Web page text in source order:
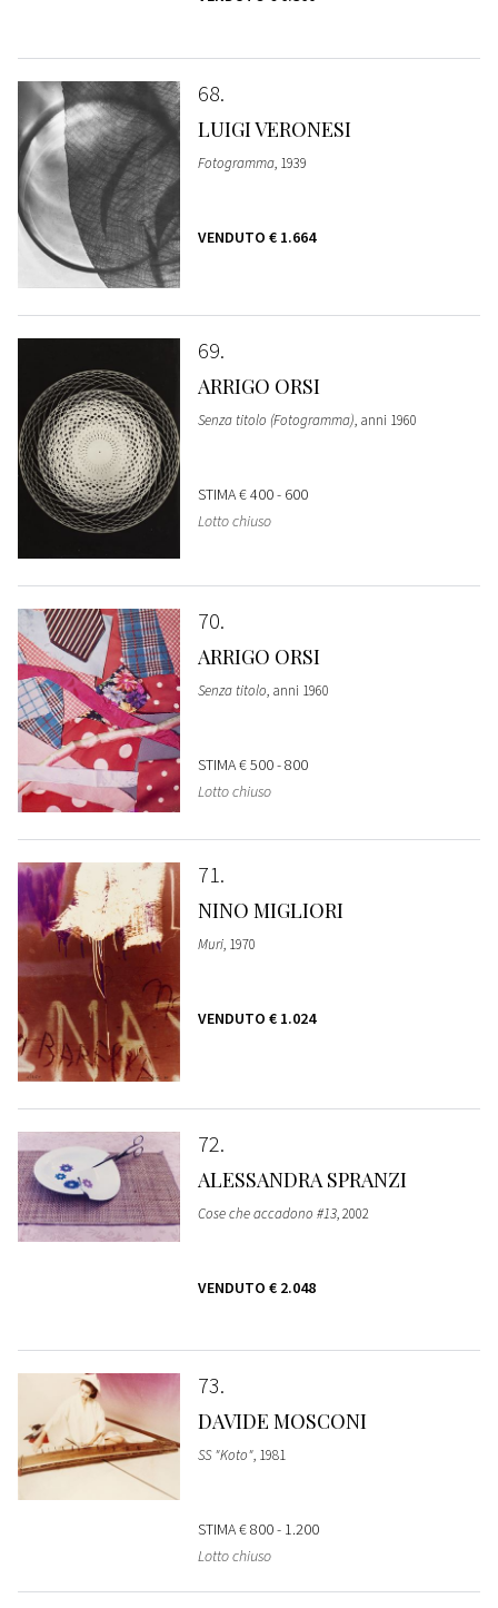
68
LUIGI VERONESI
Fotogramma, 1939
VENDUTO € 1.664
69
ARRIGO ORSI
Senza titolo (Fotogramma), anni 1960
STIMA€ 400 - 600
Lotto chiuso
70
ARRIGO ORSI
Senza titolo, anni 1960
STIMA€ 500 - 800
Lotto chiuso
71
NINO MIGLIORI
Muri, 1970
VENDUTO € 1.024
72
ALESSANDRA SPRANZI
Cose che accadono #13, 2002
VENDUTO € 2.048
73
DAVIDE MOSCONI
SS "Koto", 1981
STIMA€ 800 - 1.200
Lotto chiuso